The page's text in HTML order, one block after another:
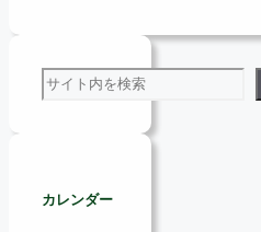
検索
カレンダー